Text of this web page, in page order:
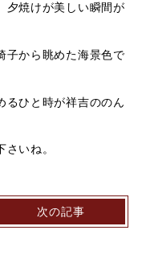
夕焼けが美しい瞬間が
子から眺めた海景色で
るひと時が祥吉ののん
いね。
次の記事